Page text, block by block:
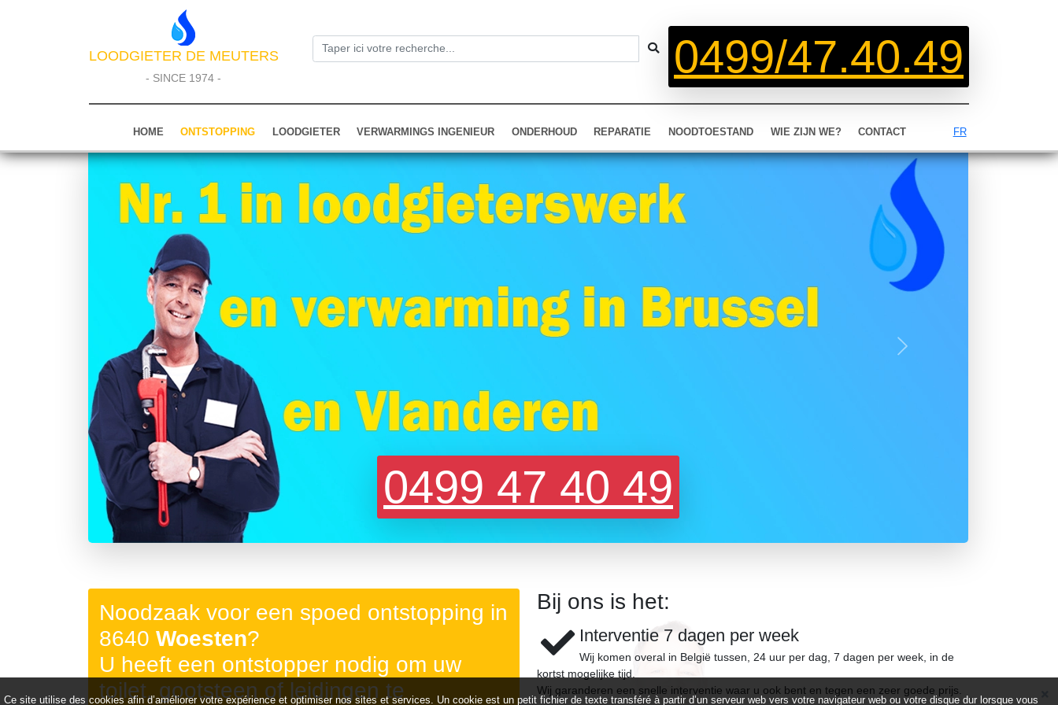
LOODGIETER DE MEUTERS
- SINCE 1974 - 0499/47.40.49
HOME ONTSTOPPING LOODGIETER VERWARMINGS INGENIEUR ONDERHOUD REPARATIE NOODTOESTAND WIE ZIJN WE? CONTACT FR
0499 47 40 49
Précédent Suivant
Noodzaak voor een spoed ontstopping in
8640Woesten?
U heeft een ontstopper nodig om uw
toilet, gootsteen of leidingen te
Bij ons is het:
Interventie 7 dagen per week
Wij komen overal in België tussen, 24 uur per dag, 7 dagen per week, in de
kortst mogelijke tijd.
Wij garanderen een snelle interventie waar u ook bent en tegen een zeer goede prijs.
Ce site utilise des cookies afin d’améliorer votre expérience et optimiser nos sites et services. Un cookie est un petit fichier de texte transféré à partir d’un serveur web vers votre navigateur web ou votre disque dur lorsque vous